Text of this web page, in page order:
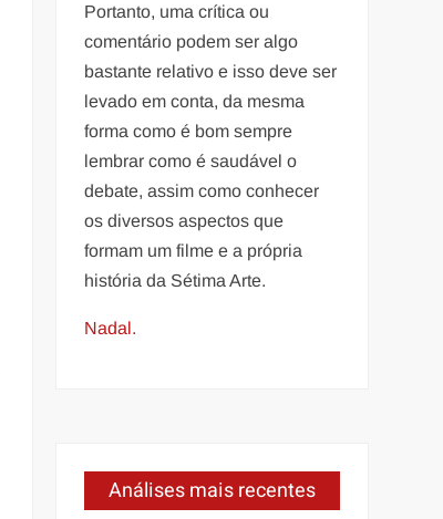
Portanto, uma crítica ou
comentário podem ser algo
bastante relativo e isso deve ser
levado em conta, da mesma
forma como é bom sempre
lembrar como é saudável o
debate, assim como conhecer
os diversos aspectos que
formam um filme e a própria
história da Sétima Arte.
Nadal.
Análises mais recentes